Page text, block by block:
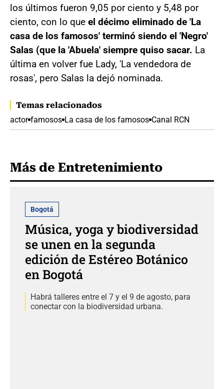
los últimos fueron 9,05 por ciento y 5,48 por
ciento, con lo que el décimo eliminado de 'La
casa de los famosos' terminó siendo el 'Negro'
Salas (que la 'Abuela' siempre quiso sacar. La
última en volver fue Lady, 'La vendedora de
rosas', pero Salas la dejó nominada.
Temas relacionados
actor famosos La casa de los famosos Canal RCN
Más de Entretenimiento
Bogotá
Música, yoga y biodiversidad
se unen en la segunda
edición de Estéreo Botánico
en Bogotá
Habrá talleres entre el 7 y el 9 de agosto, para
conectar con la biodiversidad urbana.